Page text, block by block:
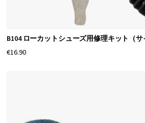
B104 ローカットシューズ用修理キット（サ
€16.90